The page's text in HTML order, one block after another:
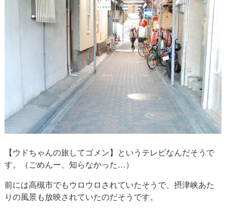
【ウドちゃんの旅してゴメン】というテレビなんだそうで
す。（ごめんー、知らなかった…）
前には高槻市でもウロウロされていたそうで、摂津峡あた
りの風景も放映されていたのだそうです。